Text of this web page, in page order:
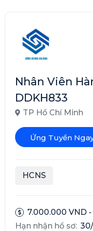
Nhân Viên
DDKH833
TP Hồ Chí Minh
Ứng Tuyển
HCNS
7.000.000 VND
Hạn nhận hồ sơ: